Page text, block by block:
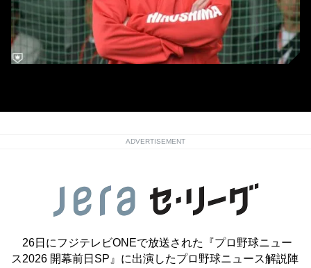
ADVERTISEMENT
26日にフジテレビONEで放送された『プロ野球ニュー
ス2026 開幕前日SP』に出演したプロ野球ニュース解説陣